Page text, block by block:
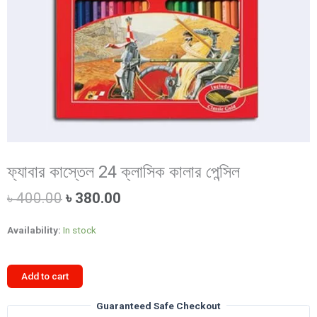
ফ্যাবার কাস্তেল 24 ক্লাসিক কালার পেন্সিল
৳400.00 Original
was:
৳ 380.00
Availability: In stock
ফ্যাবার
কাস্তেল
ক্লাসিক
Add to cart
Guaranteed Safe Checkout